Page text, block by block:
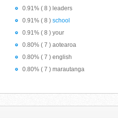
0.91% ( 8 ) leaders
0.91% ( 8 ) school
0.91% ( 8 ) your
0.80% ( 7 ) aotearoa
0.80% ( 7 ) english
0.80% ( 7 ) marautanga